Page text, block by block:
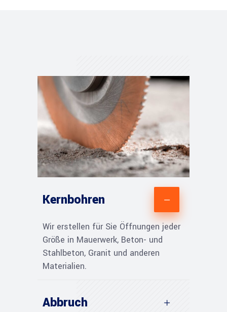
Kernbohren
Wir erstellen für Sie Öffnungen jeder
Größe in Mauerwerk, Beton- und
Stahlbeton, Granit und anderen
Materialien.
Abbruch